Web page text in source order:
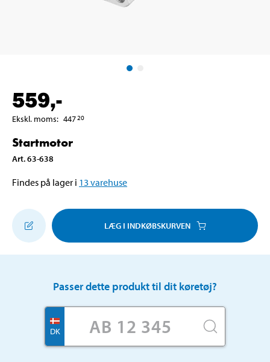
559,-
Ekskl. moms: 44720
Startmotor
Art.63-638
Findes på lager i 13 varehuse
LÆG I INDKØBSKURVEN
Passer dette produkt til dit køretøj?
DK